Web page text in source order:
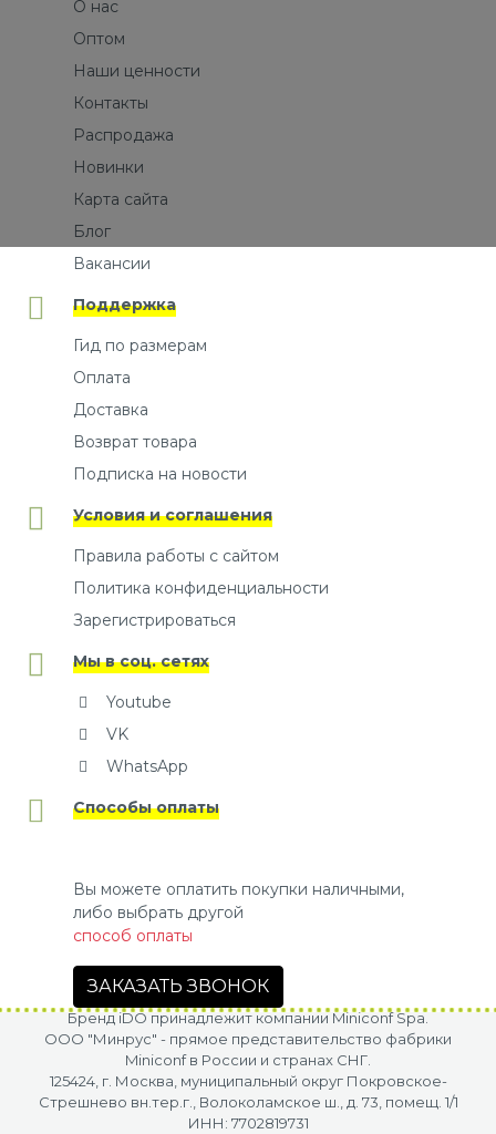
О нас
Оптом
Наши ценности
Контакты
Распродажа
Новинки
Карта сайта
Блог
Вакансии
Поддержка
Гид по размерам
Оплата
Доставка
Возврат товара
Подписка на новости
Условия и соглашения
Правила работы с сайтом
Политика конфиденциальности
Зарегистрироваться
Мы в соц. сетях
Youtube
VK
WhatsApp
Способы оплаты
Вы можете оплатить покупки наличными,
либо выбрать другой
способ оплаты
ЗАКАЗАТЬ ЗВОНОК
Бренд iDO принадлежит компании Miniconf Spa.
OOO "Минрус" - прямое представительство фабрики
Miniconf в России и странах СНГ.
125424, г. Москва, муниципальный округ Покровское-
Стрешнево вн.тер.г., Волоколамское ш., д. 73, помещ. 1/1
ИНН: 7702819731